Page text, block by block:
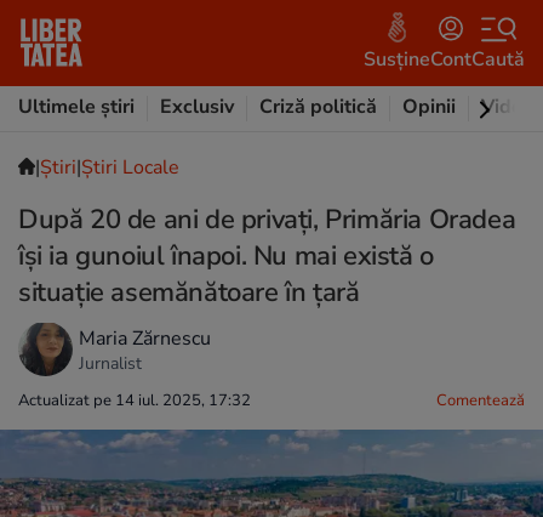
SusțineContCaută
Ultimele știri
Exclusiv Criză politică Opinii Video
|Ştiri|Știri Locale
După 20 de ani de privați, Primăria Oradea
își ia gunoiul înapoi. Nu mai există o
situație asemănătoare în țară
Maria Zărnescu
Jurnalist
Actualizat pe 14 iul. 2025, 17:32 Comentează